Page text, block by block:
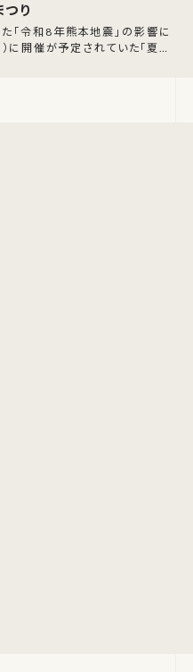
つり
「令和8年熊本地震」の影響に
に開催が予定されていた「夏休